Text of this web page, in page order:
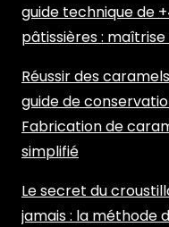
guide technique de
pâtissières :
Réussir des
guide de
Fabrication de
simplifié
Le secret du
jamais : la méthode